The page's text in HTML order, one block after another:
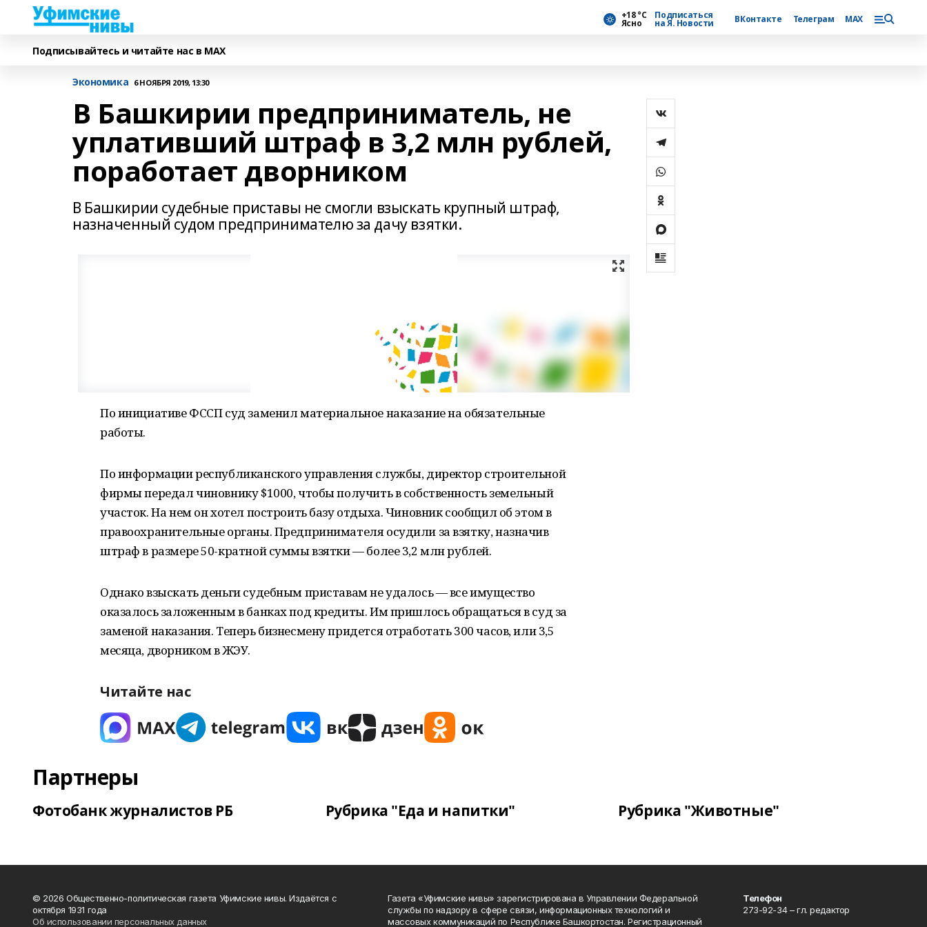
+18 °С
Ясно
Подписаться
на Я. Новости ВКонтакте Телеграм MAX
Подписывайтесь и читайте нас в MAX
Экономика 6 НОЯБРЯ 2019, 13:30
В Башкирии предприниматель, не
уплативший штраф в 3,2 млн рублей,
поработает дворником
В Башкирии судебные приставы не смогли взыскать крупный штраф,
назначенный судом предпринимателю за дачу взятки.
По инициативе ФССП суд заменил материальное наказание на обязательные
работы.
По информации республиканского управления службы, директор строительной
фирмы передал чиновнику $1000, чтобы получить в собственность земельный
участок. На нем он хотел построить базу отдыха. Чиновник сообщил об этом в
правоохранительные органы. Предпринимателя осудили за взятку, назначив
штраф в размере 50-кратной суммы взятки — более 3,2 млн рублей.
Однако взыскать деньги судебным приставам не удалось — все имущество
оказалось заложенным в банках под кредиты. Им пришлось обращаться в суд за
заменой наказания. Теперь бизнесмену придется отработать 300 часов, или 3,5
месяца, дворником в ЖЭУ.
Читайте нас
Партнеры
Фотобанк журналистов РБ Рубрика "Еда и напитки" Рубрика "Животные"
© 2026 Общественно-политическая газета Уфимские нивы. Издаётся с
октября 1931 года
Об использовании персональных данных
Газета «Уфимские нивы» зарегистрирована в Управлении Федеральной
службы по надзору в сфере связи, информационных технологий и
массовых коммуникаций по Республике Башкортостан. Регистрационный
Телефон
273-92-34 – гл. редактор